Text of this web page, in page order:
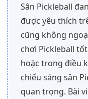
Sân Pickleball
được yêu thích
cũng không
chơi Pickleball
hoặc trong điều
chiếu sáng sân
quan trọng. Bài